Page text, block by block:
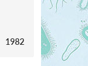
1982